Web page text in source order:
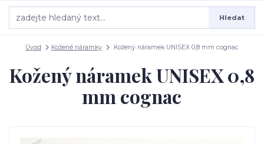
Hledat
Úvod Kožené náramky Kožený náramek UNISEX 0,8 mm cognac
Kožený náramek UNISEX 0,8
mm cognac